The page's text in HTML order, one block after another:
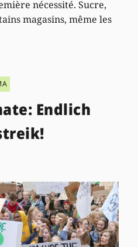
nécessité. Sucre,
magasins, même les
Endlich